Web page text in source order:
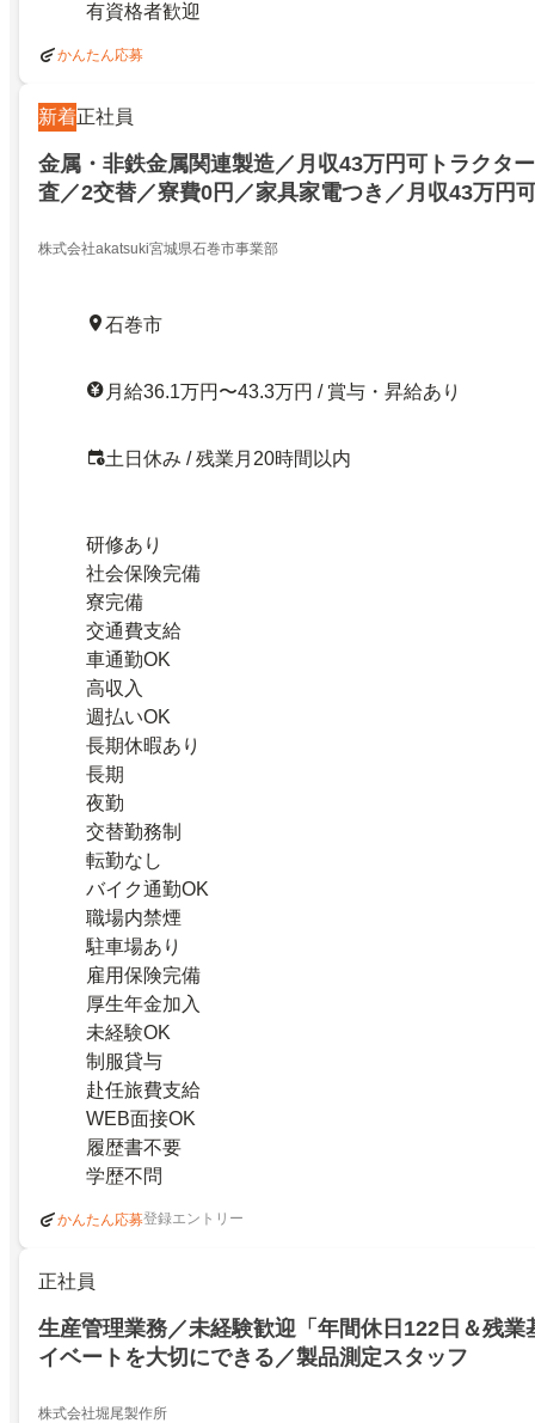
有資格者歓迎
かんたん応募
新着正社員
金属・非鉄金属関連製造／月収43万円可トラクタ
査／2交替／寮費0円／家具家電つき／月収43万円
株式会社akatsuki宮城県石巻市事業部
石巻市
月給36.1万円〜43.3万円 / 賞与・昇給あり
土日休み / 残業月20時間以内
研修あり
社会保険完備
寮完備
交通費支給
車通勤OK
高収入
週払いOK
長期休暇あり
長期
夜勤
交替勤務制
転勤なし
バイク通勤OK
職場内禁煙
駐車場あり
雇用保険完備
厚生年金加入
未経験OK
制服貸与
赴任旅費支給
WEB面接OK
履歴書不要
学歴不問
かんたん応募登録エントリー
正社員
生産管理業務／未経験歓迎「年間休日122日＆残業
イベートを大切にできる／製品測定スタッフ
株式会社堀尾製作所